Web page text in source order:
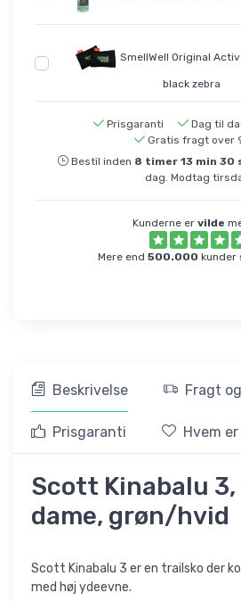
SmellWell Original
black zebra
Prisgaranti
Dag til
Gratis fragt over
Bestil inden 8 timer 13 min 30
dag. Modtag
Kunderne er vilde
Mere end 500.000 kunder
Beskrivelse Fragt
Prisgaranti Hvem
Scott Kinabalu
dame, grøn/hvid
Scott Kinabalu 3 er en trailsko der
med høj ydeevne.